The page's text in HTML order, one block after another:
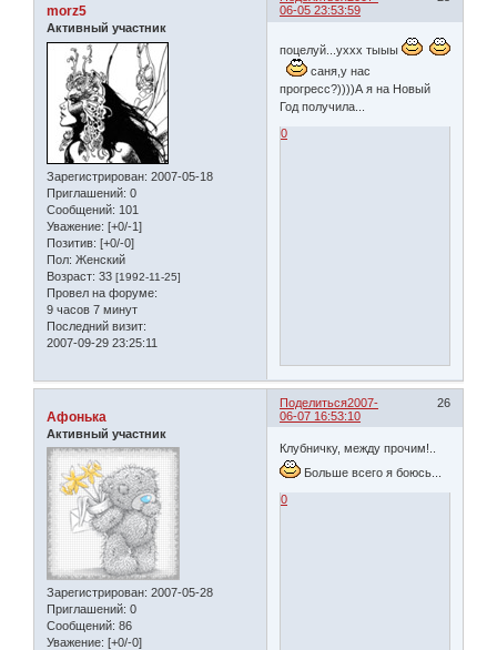
06-05 23:53:59
morz5
Активный участник
Зарегистрирован: 2007-05-18
Приглашений: 0
Сообщений: 101
Уважение: [+0/-1]
Позитив: [+0/-0]
Пол: Женский
Возраст: 33 [1992-11-25]
Провел на форуме:
9 часов 7 минут
Последний визит:
2007-09-29 23:25:11
поцелуй...уххх тыыы
саня,у нас
прогресс?))))А я на Новый
Год получила...
0
Поделиться 26
2007-
06-07 16:53:10
Афонька
Активный участник
Зарегистрирован: 2007-05-28
Приглашений: 0
Сообщений: 86
Уважение: [+0/-0]
Клубничку, между прочим!..
Больше всего я боюсь...
0